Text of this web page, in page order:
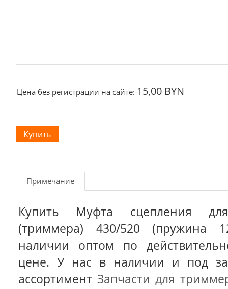
Цена без регистрации на сайте: 15,00 BYN
Примечание
Купить Муфта сцепления
(триммера) 430/520 (пружина
наличии оптом по
цене. У нас в наличии и под
ассортимент Запчасти для